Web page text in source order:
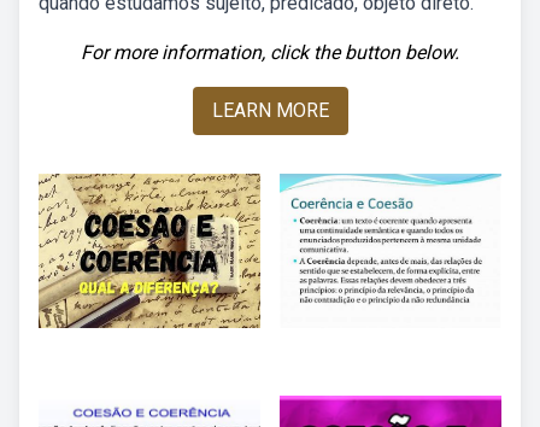
For more information, click the button below.
LEARN MORE